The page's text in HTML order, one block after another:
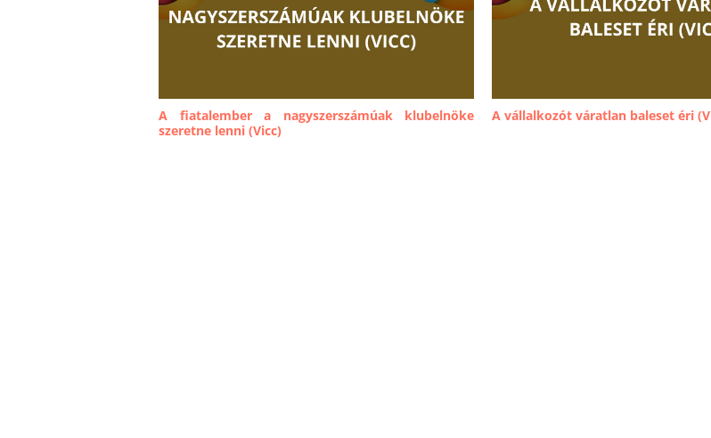
A fiatalember a nagyszerszámúak klubelnöke
szeretne lenni (Vicc)
A vállalkozót váratlan baleset éri